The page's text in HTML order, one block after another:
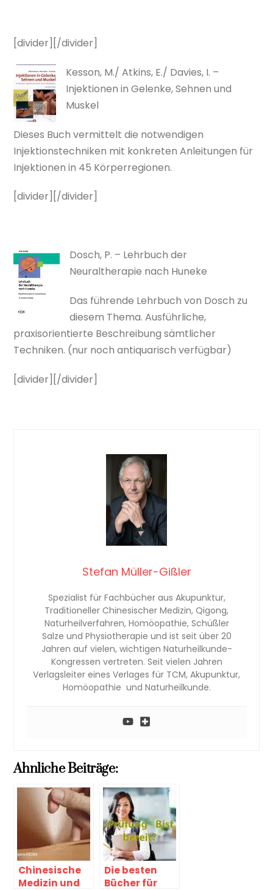
[divider][/divider]
Kesson, M./ Atkins, E./ Davies, I. –
Injektionen in Gelenke, Sehnen und
Muskel
Dieses Buch vermittelt die notwendigen
Injektionstechniken mit konkreten Anleitungen für
Injektionen in 45 Körperregionen.
[divider][/divider]
Dosch, P. – Lehrbuch der
Neuraltherapie nach Huneke
Das führende Lehrbuch von Dosch zu
diesem Thema. Ausführliche,
praxisorientierte Beschreibung sämtlicher
Techniken. (nur noch antiquarisch verfügbar)
[divider][/divider]
Stefan Müller-Gißler
Spezialist für Fachbücher aus Akupunktur,
Traditioneller Chinesischer Medizin, Qigong,
Naturheilverfahren, Homöopathie, Schüßler
Salze und Physiotherapie und ist seit über 20
Jahren auf vielen, wichtigen Naturheilkunde-
Kongressen vertreten. Seit vielen Jahren
Verlagsleiter eines Verlages für TCM, Akupunktur,
Homöopathie und Naturheilkunde.
Ahnliche Beiträge:
Chinesische
Medizin und
Die besten
Bücher für